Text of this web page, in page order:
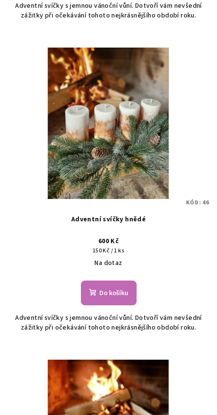
Adventní svíčky s jemnou vánoční vůní. Dotvoří vám nevšední
zážitky při očekávání tohoto nejkrásnějšího období roku.
Adventní svíčky hnědé
600 Kč
Měrná
cena:
150 Kč / 1 ks
Na dotaz
Do košíku
Adventní svíčky s jemnou vánoční vůní. Dotvoří vám nevšední
zážitky při očekávání tohoto nejkrásnějšího období roku.
KÓD:46